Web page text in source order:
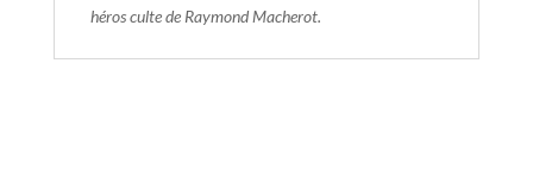
héros culte de Raymond Macherot.